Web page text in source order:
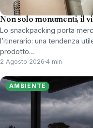
Non solo monumenti, il
Lo snackpacking porta
l’itinerario: una tendenza
prodotto…
2 Agosto 2026 4 min
AMBIENTE